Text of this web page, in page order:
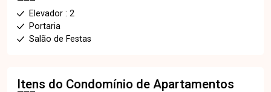
Elevador : 2
Portaria
Salão de Festas
Itens do Condomínio de Apartamentos